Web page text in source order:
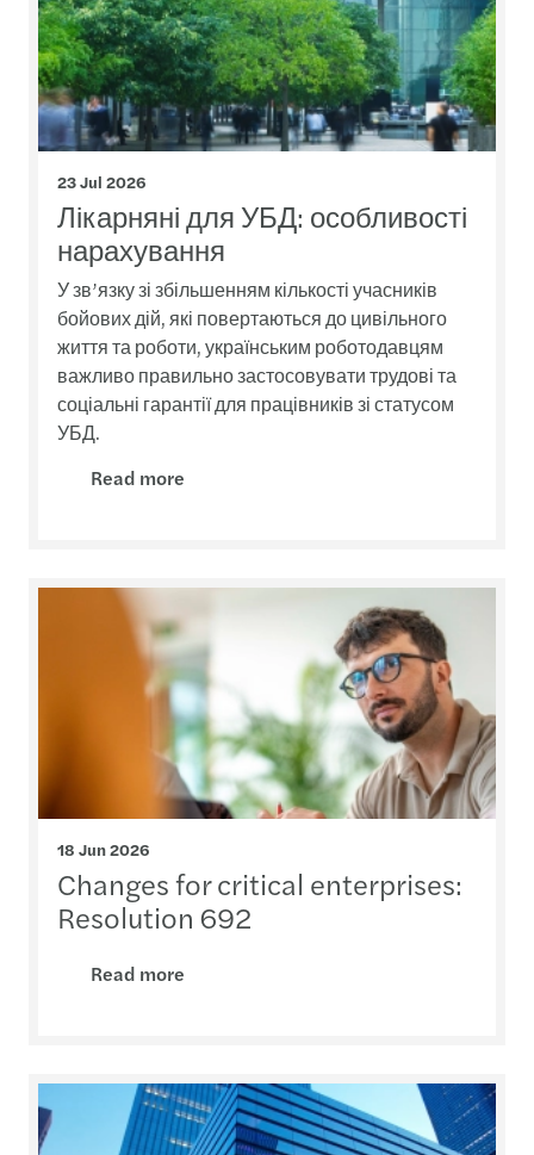
23 Jul 2026
Лікарняні для УБД: особливості
нарахування
У зв’язку зі збільшенням кількості учасників
бойових дій, які повертаються до цивільного
життя та роботи, українським роботодавцям
важливо правильно застосовувати трудові та
соціальні гарантії для працівників зі статусом
УБД.
Read more
18 Jun 2026
Changes for critical enterprises:
Resolution 692
Read more